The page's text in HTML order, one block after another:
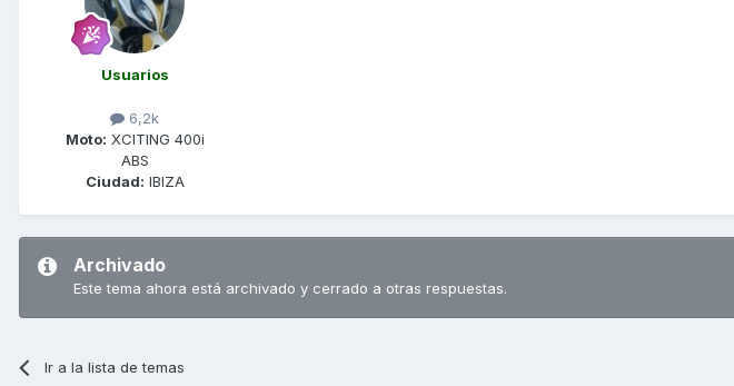
Usuarios
6,2k
Moto: XCITING 400i
ABS
Ciudad: IBIZA
Archivado
Este tema ahora está archivado y cerrado a otras respuestas.
Ir a la lista de temas